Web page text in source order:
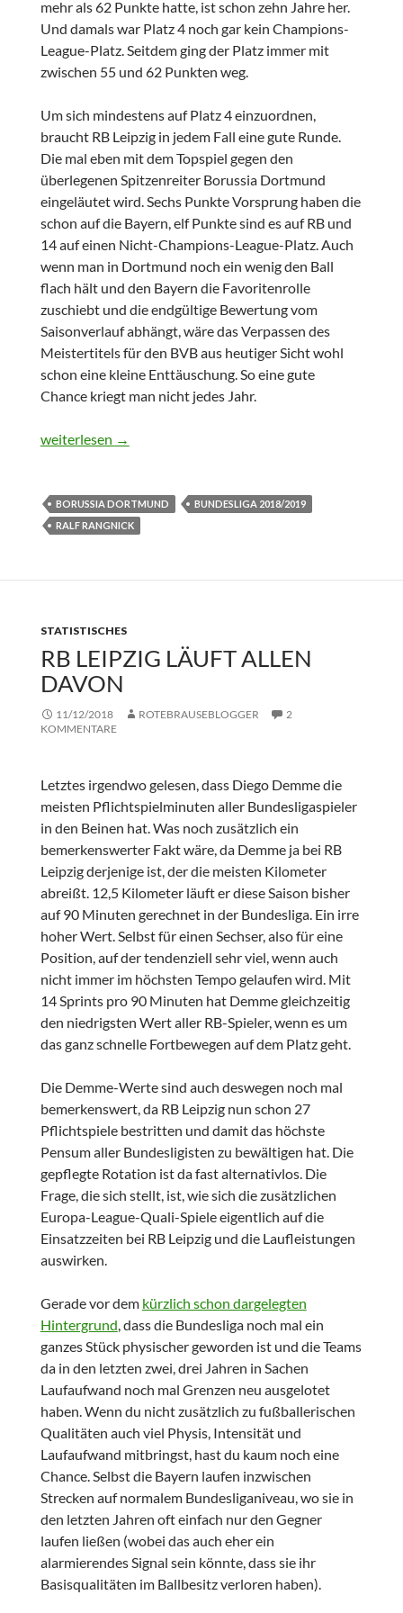
mehr als 62 Punkte hatte, ist schon zehn Jahre her.
Und damals war Platz 4 noch gar kein Champions-
League-Platz. Seitdem ging der Platz immer mit
zwischen 55 und 62 Punkten weg.
Um sich mindestens auf Platz 4 einzuordnen,
braucht RB Leipzig in jedem Fall eine gute Runde.
Die mal eben mit dem Topspiel gegen den
überlegenen Spitzenreiter Borussia Dortmund
eingeläutet wird. Sechs Punkte Vorsprung haben die
schon auf die Bayern, elf Punkte sind es auf RB und
14 auf einen Nicht-Champions-League-Platz. Auch
wenn man in Dortmund noch ein wenig den Ball
flach hält und den Bayern die Favoritenrolle
zuschiebt und die endgültige Bewertung vom
Saisonverlauf abhängt, wäre das Verpassen des
Meistertitels für den BVB aus heutiger Sicht wohl
schon eine kleine Enttäuschung. So eine gute
Chance kriegt man nicht jedes Jahr.
Personell und taktisch ausbalanciertes Team
weiterlesen →
BORUSSIA DORTMUND
BUNDESLIGA 2018/2019
RALF RANGNICK
STATISTISCHES
RB LEIPZIG LÄUFT ALLEN
DAVON
11/12/2018 ROTEBRAUSEBLOGGER
2
KOMMENTARE
Letztes irgendwo gelesen, dass Diego Demme die
meisten Pflichtspielminuten aller Bundesligaspieler
in den Beinen hat. Was noch zusätzlich ein
bemerkenswerter Fakt wäre, da Demme ja bei RB
Leipzig derjenige ist, der die meisten Kilometer
abreißt. 12,5 Kilometer läuft er diese Saison bisher
auf 90 Minuten gerechnet in der Bundesliga. Ein irre
hoher Wert. Selbst für einen Sechser, also für eine
Position, auf der tendenziell sehr viel, wenn auch
nicht immer im höchsten Tempo gelaufen wird. Mit
14 Sprints pro 90 Minuten hat Demme gleichzeitig
den niedrigsten Wert aller RB-Spieler, wenn es um
das ganz schnelle Fortbewegen auf dem Platz geht.
Die Demme-Werte sind auch deswegen noch mal
bemerkenswert, da RB Leipzig nun schon 27
Pflichtspiele bestritten und damit das höchste
Pensum aller Bundesligisten zu bewältigen hat. Die
gepflegte Rotation ist da fast alternativlos. Die
Frage, die sich stellt, ist, wie sich die zusätzlichen
Europa-League-Quali-Spiele eigentlich auf die
Einsatzzeiten bei RB Leipzig und die Laufleistungen
auswirken.
Gerade vor dem kürzlich schon dargelegten
Hintergrund, dass die Bundesliga noch mal ein
ganzes Stück physischer geworden ist und die Teams
da in den letzten zwei, drei Jahren in Sachen
Laufaufwand noch mal Grenzen neu ausgelotet
haben. Wenn du nicht zusätzlich zu fußballerischen
Qualitäten auch viel Physis, Intensität und
Laufaufwand mitbringst, hast du kaum noch eine
Chance. Selbst die Bayern laufen inzwischen
Strecken auf normalem Bundesliganiveau, wo sie in
den letzten Jahren oft einfach nur den Gegner
laufen ließen (wobei das auch eher ein
alarmierendes Signal sein könnte, dass sie ihr
Basisqualitäten im Ballbesitz verloren haben).